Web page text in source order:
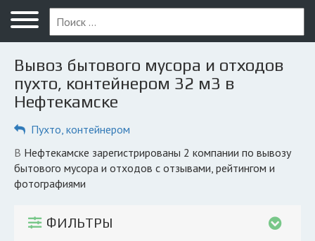
Меню
Главная
Вопрос юристу
Нефтекамск
ПОЛЬЗОВАТЕЛЯМ
Компании
Экоблог
Личный кабинет
Вывоз бытового мусора и отходов
пухто, контейнером 32 м3 в
Нефтекамске
Пухто, контейнером
в Нефтекамске зарегистрированы 2 компании по вывозу
бытового мусора и отходов с отзывами, рейтингом и
фотографиями
ФИЛЬТРЫ